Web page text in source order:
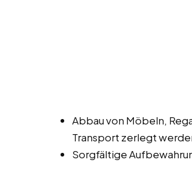
Abbau von Möbeln,
Transport zerlegt
Sorgfältige